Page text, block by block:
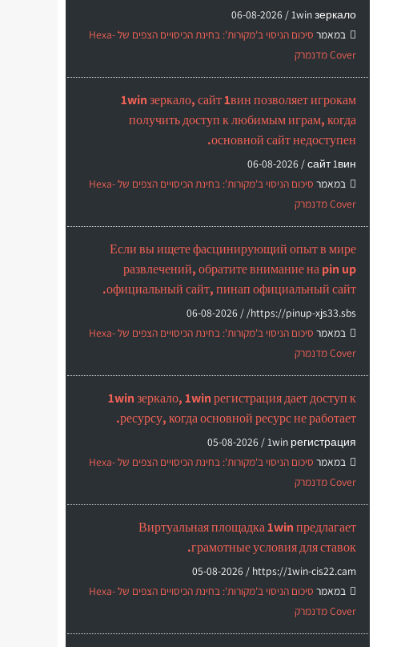
1win зеркало /
06-08-2026
במאמר
סיכום הניסוי ב'מקורות': בחינת הכיסויים הצפים של Hexa-
Cover מדנמרק
1win зеркало, сайт 1вин позволяет игрокам
получить доступ к любимым играм, когда
основной сайт недоступен.
сайт 1вин /
06-08-2026
במאמר
סיכום הניסוי ב'מקורות': בחינת הכיסויים הצפים של Hexa-
Cover מדנמרק
Если вы ищете фасцинирующий опыт в мире
развлечений, обратите внимание на pin up
официальный сайт, пинап официальный сайт.
https://pinup-xjs33.sbs/ /
06-08-2026
במאמר
סיכום הניסוי ב'מקורות': בחינת הכיסויים הצפים של Hexa-
Cover מדנמרק
1win зеркало, 1win регистрация дает доступ к
ресурсу, когда основной ресурс не работает.
1win регистрация /
05-08-2026
במאמר
סיכום הניסוי ב'מקורות': בחינת הכיסויים הצפים של Hexa-
Cover מדנמרק
Виртуальная площадка 1win предлагает
грамотные условия для ставок.
https://1win-cis22.cam /
05-08-2026
במאמר
סיכום הניסוי ב'מקורות': בחינת הכיסויים הצפים של Hexa-
Cover מדנמרק